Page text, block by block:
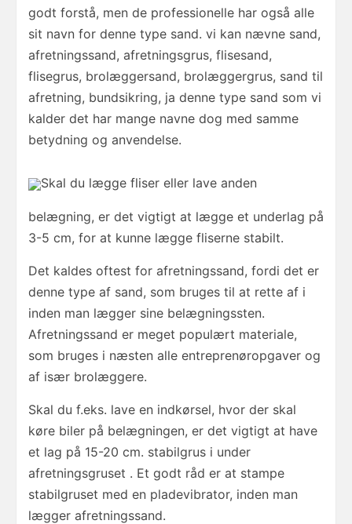
godt forstå, men de professionelle har også alle
sit navn for denne type sand. vi kan nævne sand,
afretningssand, afretningsgrus, flisesand,
flisegrus, brolæggersand, brolæggergrus, sand til
afretning, bundsikring, ja denne type sand som vi
kalder det har mange navne dog med samme
betydning og anvendelse.
Skal du lægge fliser eller lave anden
belægning, er det vigtigt at lægge et underlag på
3-5 cm, for at kunne lægge fliserne stabilt.
Det kaldes oftest for afretningssand, fordi det er
denne type af sand, som bruges til at rette af i
inden man lægger sine belægningssten.
Afretningssand er meget populært materiale,
som bruges i næsten alle entreprenøropgaver og
af især brolæggere.
Skal du f.eks. lave en indkørsel, hvor der skal
køre biler på belægningen, er det vigtigt at have
et lag på 15-20 cm. stabilgrus i under
afretningsgruset . Et godt råd er at stampe
stabilgruset med en pladevibrator, inden man
lægger afretningssand.